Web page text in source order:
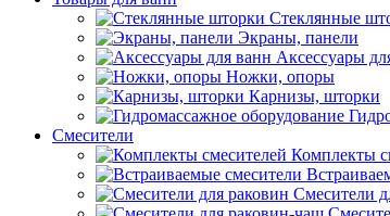
Стеклянные
Экраны, панели
Аксессуары
Ножки, опоры
Карнизы, шторки
Смесители
Комплекты
Смесители